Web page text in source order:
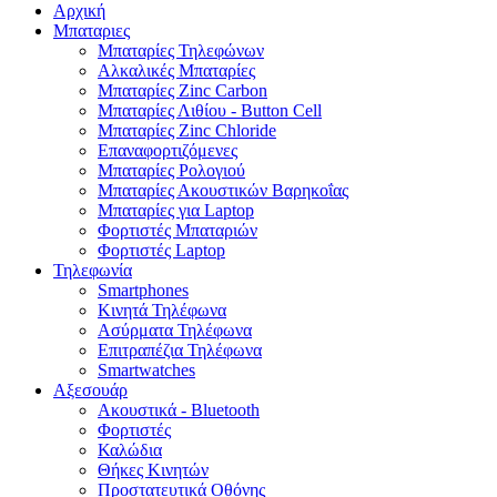
Αρχική
Μπαταριες
Μπαταρίες Τηλεφώνων
Αλκαλικές Μπαταρίες
Μπαταρίες Zinc Carbon
Μπαταρίες Λιθίου - Button Cell
Μπαταρίες Zinc Chloride
Επαναφορτιζόμενες
Μπαταρίες Ρολογιού
Μπαταρίες Ακουστικών Βαρηκοΐας
Μπαταρίες για Laptop
Φορτιστές Μπαταριών
Φορτιστές Laptop
Τηλεφωνία
Smartphones
Κινητά Τηλέφωνα
Ασύρματα Τηλέφωνα
Επιτραπέζια Τηλέφωνα
Smartwatches
Αξεσουάρ
Ακουστικά - Bluetooth
Φορτιστές
Καλώδια
Θήκες Κινητών
Προστατευτικά Οθόνης